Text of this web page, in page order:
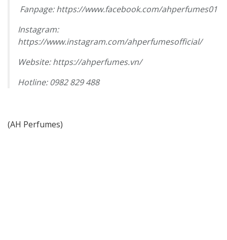
Fanpage: https://www.facebook.com/ahperfumes01
Instagram:
https://www.instagram.com/ahperfumesofficial/
Website: https://ahperfumes.vn/
Hotline: 0982 829 488
(AH Perfumes)